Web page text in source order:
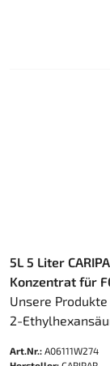
5L 5 Liter
Konzentrat für
Unsere
2-
Art.Nr.: A06111W274